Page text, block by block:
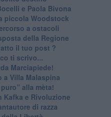
e Paola Bivona
piccola Woodstock
a ostacoli
della Regione
il tuo post ?
ti scrivo...
Marciapiede!
a Villa Malaspina
alla mèta!
Kafka e Rivoluzione
di razza